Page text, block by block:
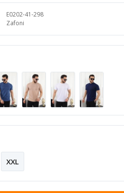
E0202-41-298
Zafoni
XXL